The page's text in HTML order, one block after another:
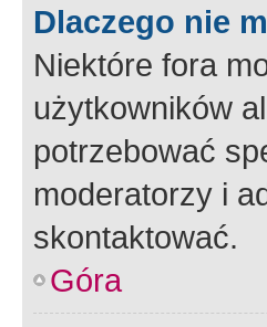
Dlaczego nie
Niektóre fora
użytkowników
potrzebować
moderatorzy i
skontaktować.
Góra